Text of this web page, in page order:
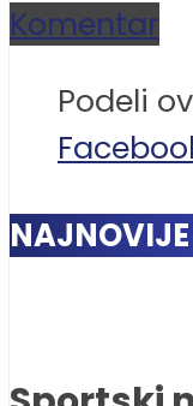
Komentar
Podeli